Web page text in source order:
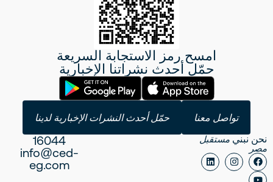
امسح رمز الاستجابة السريعة
حمّل أحدث نشراتنا الإخبارية
تواصل معنا حمّل أحدث النشرات الإخبارية لدينا
نحن نبني مستقبل
مصر
16044
info@ced-
eg.com